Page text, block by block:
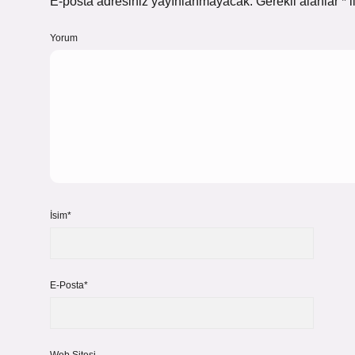
Yorum
İsim*
E-Posta*